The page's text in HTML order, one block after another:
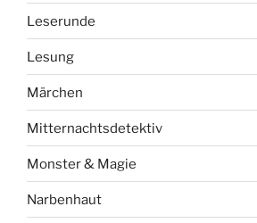
Leserunde
Lesung
Märchen
Mitternachtsdetektiv
Monster & Magie
Narbenhaut